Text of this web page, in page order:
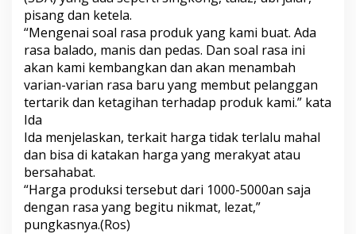
pisang dan ketela.
“Mengenai soal rasa produk yang kami buat. Ada
rasa balado, manis dan pedas. Dan soal rasa ini
akan kami kembangkan dan akan menambah
varian-varian rasa baru yang membut pelanggan
tertarik dan ketagihan terhadap produk kami.” kata
Ida
Ida menjelaskan, terkait harga tidak terlalu mahal
dan bisa di katakan harga yang merakyat atau
bersahabat.
“Harga produksi tersebut dari 1000-5000an saja
dengan rasa yang begitu nikmat, lezat,”
pungkasnya.(Ros)